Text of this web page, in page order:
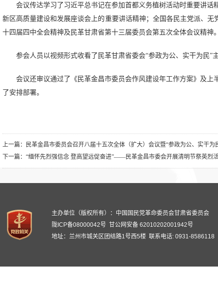
会议传达学习了习近平总书记在参加首都义务植树活动时重要讲
新区高质量建设和发展座谈会上的重要讲话精神； 全国各民主党派、无
十四届四中全会精神及 民革甘肃省第十三届委员会第五次全体会议精神
参会人员以视频形式收看了民革甘肃省委会“参政为公、实干为民”
会议还审议通过了《民革金昌市委员会作风建设年工作方案》及
了安排部署。
上一篇：
民革金昌市委员会召开八届十五次全体（扩大）会议暨“参政为公、实干为
下一篇： “缅怀先烈强信念 登高望远促奋进”——民革金昌市委会开展清明节祭英烈
主办单位（版权所有）：中国国民党革命委员会甘肃省委员会
陇ICP备08000042号 甘公网安备 62010202001942号
地址：兰州市城关区团结路1号西5楼 联系电话: 0931-8586118